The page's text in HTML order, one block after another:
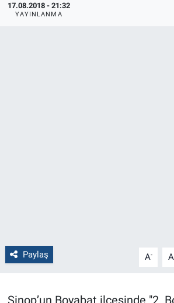
17.08.2018 - 21:32
YAYINLANMA
Paylaş A- A
Sinop’un Boyabat ilçesinde "2.
Dünya
Röportaj
Çevre
Son Dakika Haberleri